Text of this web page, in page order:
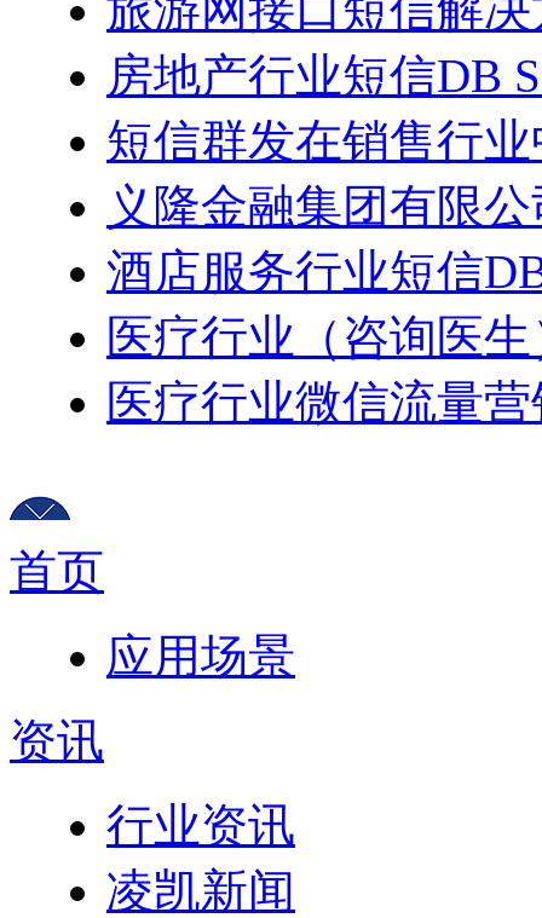
房地产行业短信DB
短信群发在销售行
义隆金融集团有限
酒店服务行业短信
医疗行业（咨询医
医疗行业微信流量
首页
应用场景
资讯
行业资讯
凌凯新闻